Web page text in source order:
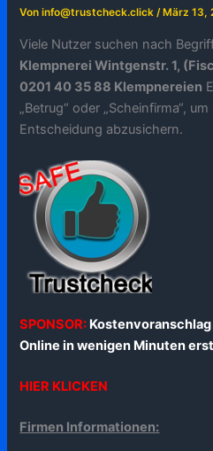
Voninfo@trustcheck.click/ März 13,
Viele Nutzer suchen nach
Klempnerei Wintgenstr. 1,
0201 40 35 88 Klempnereien
„Betrug“ oder „Scheinfirma“,
Entscheidung abzusichern.
SPONSOR:
Online in wenigen Minuten
HIER KLICKEN
Firmen Informationen: